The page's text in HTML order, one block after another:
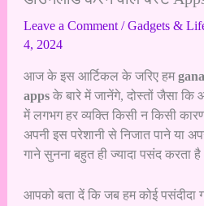
Leave a Comment /Gadgets &
4, 2024
आज के इस आर्टिकल के जरिए हम
appsके बारे में जानेंगे, दोस्तों जैसा
में लगभग हर व्यक्ति किसी न किसी
अपनी इस परेशानी से निजात पाने या
गाने सुनना बहुत ही ज्यादा पसंद करता
आपको बता दें कि जब हम कोई पसंदीदा